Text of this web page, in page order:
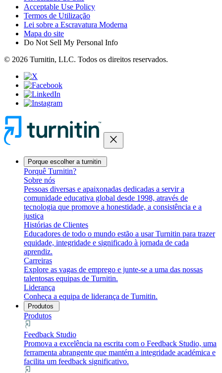
Acceptable Use Policy
Termos de Utilização
Lei sobre a Escravatura Moderna
Mapa do site
Do Not Sell My Personal Info
© 2026 Turnitin, LLC. Todos os direitos reservados.
close
Porque escolher a turnitin
Porquê Turnitin?
Sobre nós
Pessoas diversas e apaixonadas dedicadas a servir a
comunidade educativa global desde 1998, através de
tecnologia que promove a honestidade, a consistência e a
justiça
Histórias de Clientes
Educadores de todo o mundo estão a usar Turnitin para trazer
equidade, integridade e significado à jornada de cada
aprendiz.
Carreiras
Explore as vagas de emprego e junte-se a uma das nossas
talentosas equipas de Turnitin.
Liderança
Conheça a equipa de liderança de Turnitin.
Produtos
Produtos
Feedback Studio
Promova a excelência na escrita com o Feedback Studio, uma
ferramenta abrangente que mantém a integridade académica e
facilita um feedback significativo.